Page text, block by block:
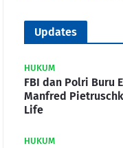
Updates
HUKUM
FBI dan Polri Buru
Manfred
Life
HUKUM